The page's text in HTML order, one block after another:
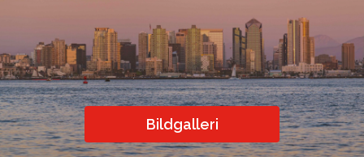
Business,
Human
Resources
Fashion,
Design, Art,
Medicin,
Veterinär,
PreMed
Psychology,
Sociology
Social
Allmänna &
Student
Språkresor
för 30+
Språkresor
för 50+
På vår
världsledande
PreMed-kurs
sitter du
uppkopplad
via datorn
med din
Bildgalleri